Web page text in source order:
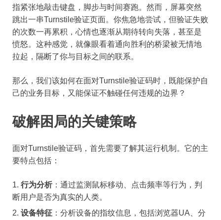
指紧张地敲击键盘，脚步与时间赛跑。然而，屏幕突然
跳出一串Turnstile验证页面。你焦急地尝试，但验证失败
的次数一再累积，心情也逐渐从期待转向失落，甚至是
愤怒。这种感觉，就像眼看着通向胜利的桥梁被无情地
拉起，隔断了你与目标之间的联系。
那么，我们该如何在面对Turnstile验证码时，既能保护自
己的业务目标，又能保证不触碰任何违规的边界？
破解困局的关键策略
面对Turnstile验证码，首先需要了解其运行机制。它的主
要特点包括：
行为分析：通过监测鼠标移动、点击频率等行为，判
断用户是否为真实的人类。
设备特征 ：分析设备的指纹信息，包括浏览器UA、分